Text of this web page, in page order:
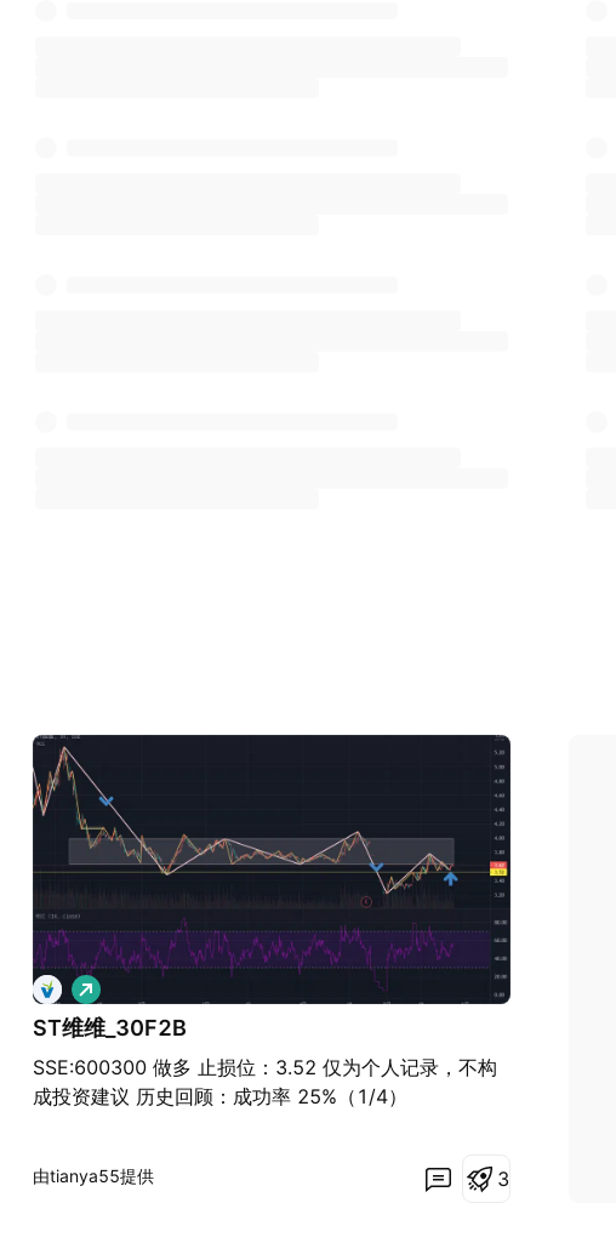
ST维维_30F2B
SSE:600300 做多 止损位：3.52 仅为个人记录，不构
成投资建议 历史回顾：成功率 25%（1/4）
做
多
由tianya55提供 3